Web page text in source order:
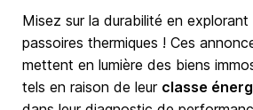
Misez sur la durabilité en
passoires thermiques ! Ces
mettent en lumière des biens
tels en raison de leur classe